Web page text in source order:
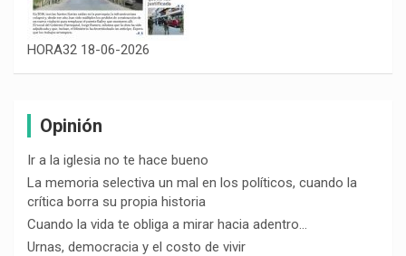
HORA32 18-06-2026
Opinión
Ir a la iglesia no te hace bueno
La memoria selectiva un mal en los políticos, cuando la
crítica borra su propia historia
Cuando la vida te obliga a mirar hacia adentro…
Urnas, democracia y el costo de vivir